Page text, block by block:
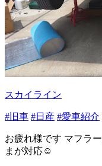
スカイライン
#旧車 #日産 #愛車紹介
お疲れ様です マフラ
まが対応☺️